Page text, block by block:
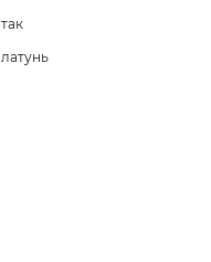
так
латунь